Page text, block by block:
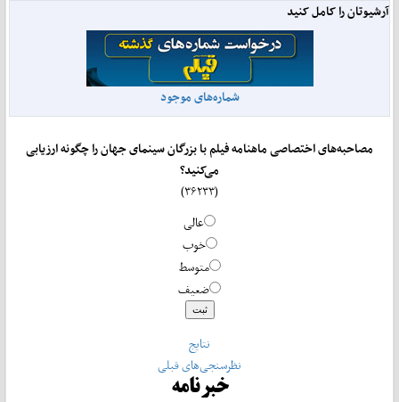
آرشیوتان را کامل کنید
شماره‌های موجود
مصاحبه‌های اختصاصی ماهنامه فیلم با بزرگان سینمای جهان را چگونه ارزیابی
می‌کنید؟
عالی
خوب
متوسط
ضعیف
نتایج
نظرسنجی‌های قبلی
خبرنامه